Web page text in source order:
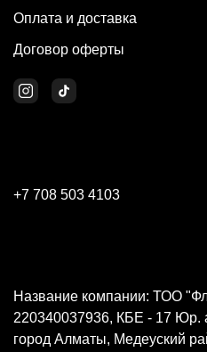
Оплата и доставка
Договор оферты
+7 708 503 4103
Название компании: ТОО
220340037936, КБЕ - 17 Юр.
город Алматы, Медеуский